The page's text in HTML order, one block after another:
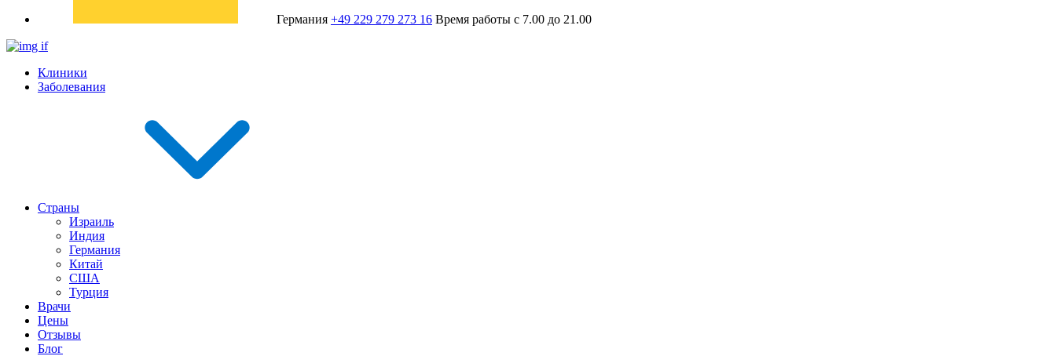
Германия +49 229 279 273 16 Время работы с 7.00 до 21.00
Клиники
Заболевания
Страны
Израиль
Индия
Германия
Китай
США
Турция
Врачи
Цены
Отзывы
Блог